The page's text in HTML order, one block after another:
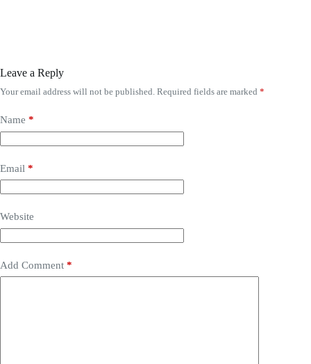
Leave a Reply
Your email address will not be published. Required fields are marked *
Name *
Email *
Website
Add Comment *